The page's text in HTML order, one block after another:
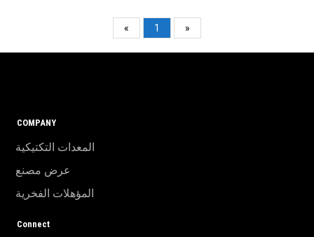
« 1 »
COMPANY
المعدات التكتيكية
عرض مصنع
المؤهلات الفخرية
Connect